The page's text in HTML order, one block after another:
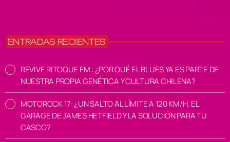
ENTRADAS RECIENTES
REVIVE RITOQUE FM : ¿POR QUÉ EL BLUES YA ES PARTE DE
NUESTRA PROPIA GENÉTICA Y CULTURA CHILENA?
MOTOROCK 17: ¿UN SALTO AL LÍMITE A 120 KM/H, EL
GARAGE DE JAMES HETFIELD Y LA SOLUCIÓN PARA TU
CASCO?